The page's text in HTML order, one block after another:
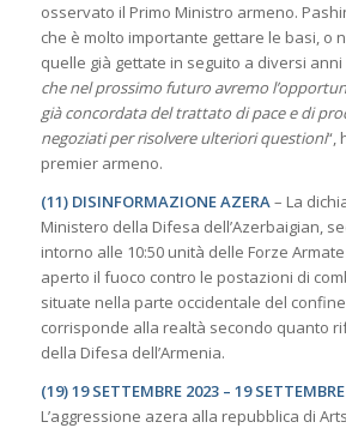
osservato il Primo Ministro armeno.
che è molto importante gettare le basi, o
quelle già gettate in seguito a diversi anni
che nel prossimo futuro avremo
già concordata del trattato di pace e di
negoziati per risolvere ulteriori questioni“,
premier armeno.
(11) DISINFORMAZIONE AZERA– La
Ministero della Difesa dell’Azerbaigian,
intorno alle 10:50 unità delle Forze
aperto il fuoco contro le postazioni di
situate nella parte occidentale del
corrisponde alla realtà secondo quanto
della Difesa dell’Armenia.
(19) 19 SETTEMBRE 2023 – 19
L’aggressione azera alla repubblica di